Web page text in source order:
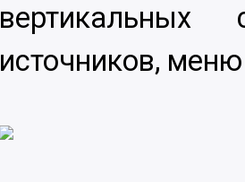
вертикальных
источников,